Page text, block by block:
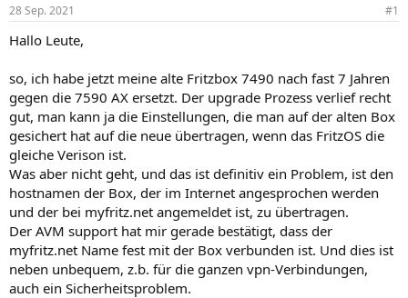
e
r
t
28 Sep. 2021 #1
Hallo Leute,
so, ich habe jetzt meine alte Fritzbox 7490 nach fast 7 Jahren
gegen die 7590 AX ersetzt. Der upgrade Prozess verlief recht
gut, man kann ja die Einstellungen, die man auf der alten Box
gesichert hat auf die neue übertragen, wenn das FritzOS die
gleiche Verison ist.
Was aber nicht geht, und das ist definitiv ein Problem, ist den
hostnamen der Box, der im Internet angesprochen werden
und der bei myfritz.net angemeldet ist, zu übertragen.
Der AVM support hat mir gerade bestätigt, dass der
myfritz.net Name fest mit der Box verbunden ist. Und dies ist
neben unbequem, z.b. für die ganzen vpn-Verbindungen,
auch ein Sicherheitsproblem.